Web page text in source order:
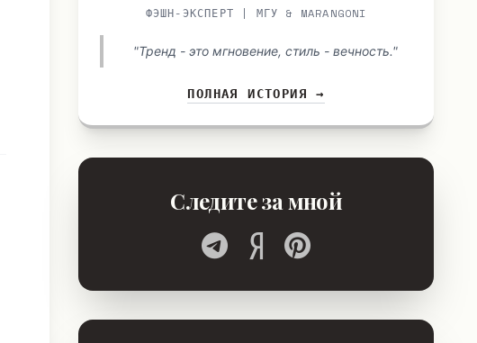
ФЭШН-ЭКСПЕРТ | МГУ & MARANGONI
"Тренд - это мгновение, стиль - вечность."
ПОЛНАЯ ИСТОРИЯ →
Следите за мной